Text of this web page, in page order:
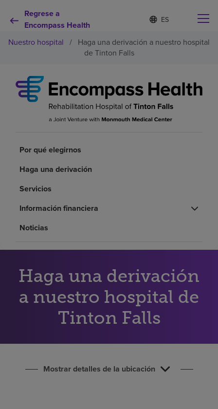
Regrese a
Encompass Health
Lista
de
contraída
d
o
e
c
c
Por qué debe elegirnos
Servicios de rehabilitación
Recursos de salud
Buscar un centro
Empleos
Pagar mi factura
Nuestro hospital / Haga una derivación a nuestro hospital
de Tinton Falls
Por qué elegirnos
Haga una derivación
Servicios
Información financiera
Noticias
Haga una derivación
a nuestro hospital de
Tinton Falls
Mostrar detalles de la ubicación